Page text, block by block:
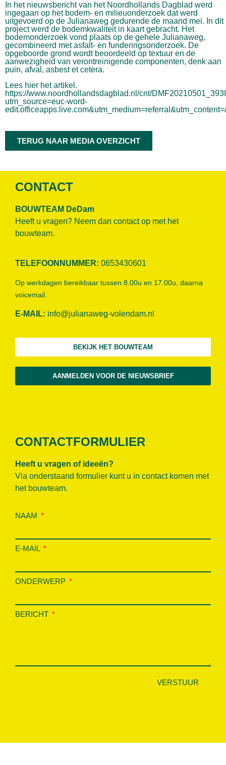
In het nieuwsbericht van het Noordhollands Dagblad werd
ingegaan op het bodem- en milieuonderzoek dat werd
uitgevoerd op de Julianaweg gedurende de maand mei. In dit
project werd de bodemkwaliteit in kaart gebracht. Het
bodemonderzoek vond plaats op de gehele Julianaweg,
gecombineerd met asfalt- en funderingsonderzoek. De
opgeboorde grond wordt beoordeeld op textuur en de
aanwezigheid van verontreinigende componenten, denk aan
puin, afval, asbest et cetera.
Lees hier het artikel.
https://www.noordhollandsdagblad.nl/cnt/
utm_source=euc-word-
edit.officeapps.live.com&utm_medium=referral&utm_content=/
TERUG NAAR MEDIA OVERZICHT
CONTACT
BOUWTEAM DeDam
Heeft u vragen? Neem dan contact op met het
bouwteam.
TELEFOONNUMMER: 0653430601
Op werkdagen bereikbaar tussen 8.00u en 17.00u, daarna
voicemail.
E-MAIL: info@julianaweg-volendam.n
BEKIJK HET BOUWTEAM
AANMELDEN VOOR DE NIEUWSBRIEF
CONTACTFORMULIER
Heeft u vragen of ideeën?
Via onderstaand formulier kunt u in contact komen met
het bouwteam.
NAAM
E-MAIL
ONDERWERP
BERICHT
VERSTUUR